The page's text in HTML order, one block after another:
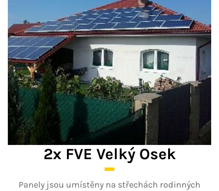
2x FVE Velký Osek
Panely jsou umístěny na střechách rodinných